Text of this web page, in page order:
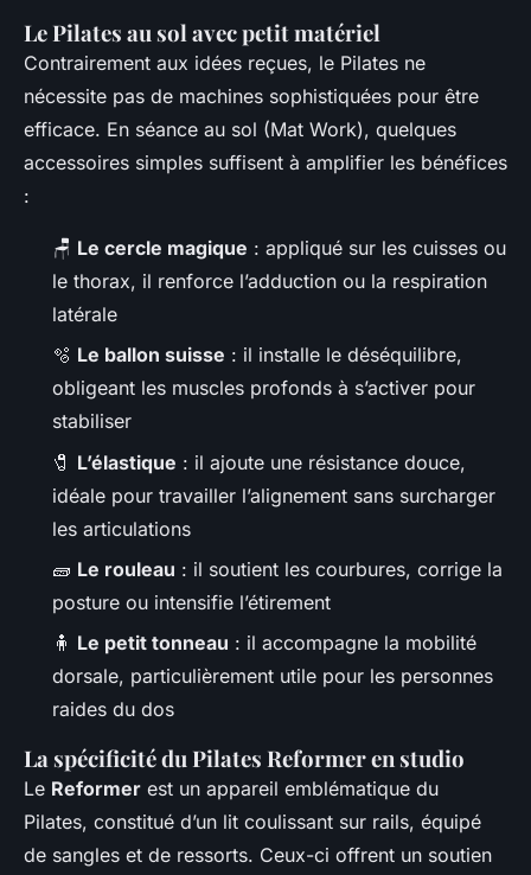
Le Pilates au sol avec petit matériel
Contrairement aux idées reçues, le Pilates ne
nécessite pas de machines sophistiquées pour être
efficace. En séance au sol (Mat Work), quelques
accessoires simples suffisent à amplifier les bénéfices
:
🪑 Le cercle magique : appliqué sur les cuisses ou
le thorax, il renforce l’adduction ou la respiration
latérale
🫧 Le ballon suisse : il installe le déséquilibre,
obligeant les muscles profonds à s’activer pour
stabiliser
🧷 L’élastique : il ajoute une résistance douce,
idéale pour travailler l’alignement sans surcharger
les articulations
🧱 Le rouleau : il soutient les courbures, corrige la
posture ou intensifie l’étirement
🧍 Le petit tonneau : il accompagne la mobilité
dorsale, particulièrement utile pour les personnes
raides du dos
La spécificité du Pilates Reformer en studio
Le Reformer est un appareil emblématique du
Pilates, constitué d’un lit coulissant sur rails, équipé
de sangles et de ressorts. Ceux-ci offrent un soutien